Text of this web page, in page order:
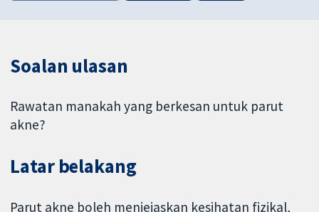
Soalan ulasan
Rawatan manakah yang berkesan untuk parut
akne?
Latar belakang
Parut akne boleh menjejaskan kesihatan fizikal,